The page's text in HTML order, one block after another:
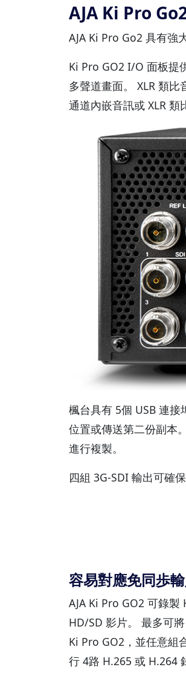
AJA Ki Pro
AJA Ki Pro Go2 具有
Ki Pro GO2 I/O 面板提
多聲道畫面。 XLR 類
通道內嵌音訊或 XLR 類
楓台具有 5個 USB 連
位置或傳送第二份副本
進行複製。
四組 3G-SDI 輸出可確
容易對應免同歩
AJA Ki Pro GO2 可錄
HD/SD 影片。 最多可
Ki Pro GO2，並任意組
行 4路 H.265 或 H.264